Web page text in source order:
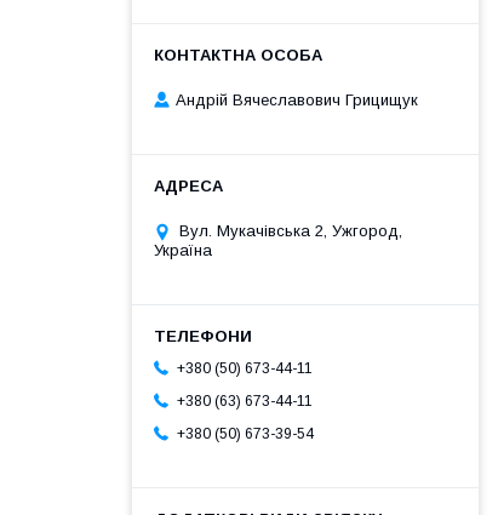
Андрій Вячеславович Грицищук
Вул. Мукачівська 2, Ужгород,
Україна
+380 (50) 673-44-11
+380 (63) 673-44-11
+380 (50) 673-39-54